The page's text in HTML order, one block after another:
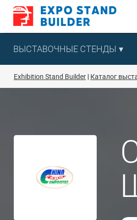
Перейти
содержанию
ВЫСТАВОЧНЫЕ СТЕНДЫ
Exhibition Stand Builder Каталог